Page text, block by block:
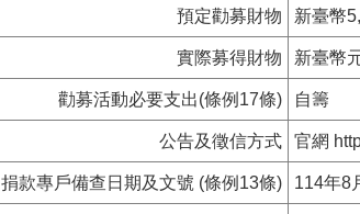
預定勸募財物 新臺幣
實際募得財物 新臺幣
勸募活動必要支出(條例17條) 自籌
公告及徵信方式 官網
捐款專戶備查日期及文號 (條例13條) 114年8